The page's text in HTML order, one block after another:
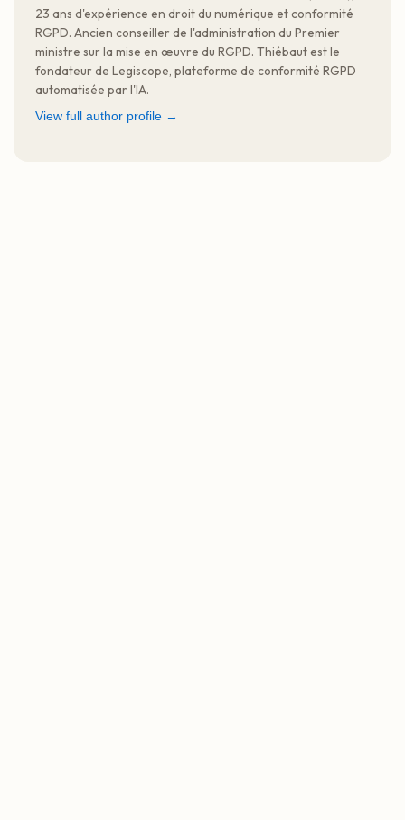
23 ans d'expérience en droit du numérique et conformité
RGPD. Ancien conseiller de l'administration du Premier
ministre sur la mise en œuvre du RGPD. Thiébaut est le
fondateur de Legiscope, plateforme de conformité RGPD
automatisée par l'IA.
View full author profile →